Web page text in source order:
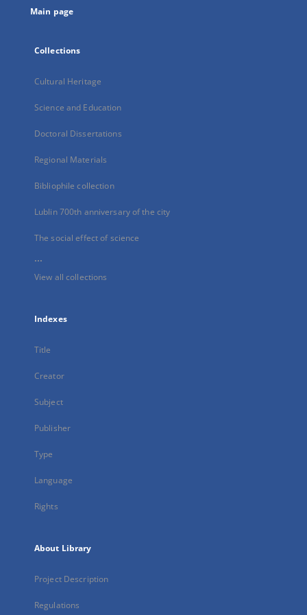
Main page
Collections
Cultural Heritage
Science and Education
Doctoral Dissertations
Regional Materials
Bibliophile collection
Lublin 700th anniversary of the city
The social effect of science
...
View all collections
Indexes
Title
Creator
Subject
Publisher
Type
Language
Rights
About Library
Project Description
Regulations